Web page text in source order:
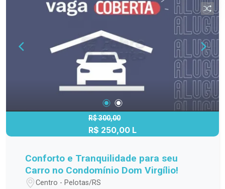
R$ 300,00
R$ 250,00 L
Conforto e Tranquilidade para seu
Carro no Condomínio Dom Virgílio!
Centro - Pelotas/RS